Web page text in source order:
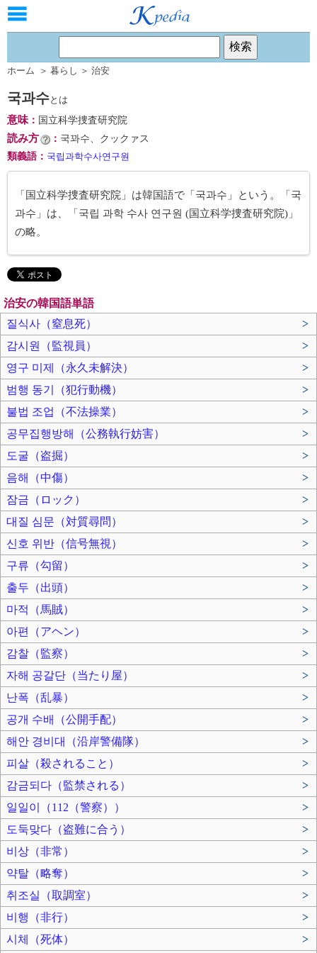
ホーム ＞ 暮らし ＞ 治安
국과수とは
意味： 国立科学捜査研究院
読み方 ： 국꽈수、クックァス
類義語 ： 국립과학수사연구원
「国立科学捜査研究院」は韓国語で「국과수」という。「국
과수」は、「국립 과학 수사 연구원 (国立科学捜査研究院)」
の略。
治安の韓国語単語
질식사（窒息死）
>
감시원（監視員）
>
영구 미제（永久未解決）
>
범행 동기（犯行動機）
>
불법 조업（不法操業）
>
공무집행방해（公務執行妨害）
>
도굴（盗掘）
>
음해（中傷）
>
잠금（ロック）
>
대질 심문（対質尋問）
>
신호 위반（信号無視）
>
구류（勾留）
>
출두（出頭）
>
마적（馬賊）
>
아편（アヘン）
>
감찰（監察）
>
자해 공갈단（当たり屋）
>
난폭（乱暴）
>
공개 수배（公開手配）
>
해안 경비대（沿岸警備隊）
>
피살（殺されること）
>
감금되다（監禁される）
>
일일이（112（警察））
>
도둑맞다（盗難に合う）
>
비상（非常）
>
약탈（略奪）
>
취조실（取調室）
>
비행（非行）
>
시체（死体）
>